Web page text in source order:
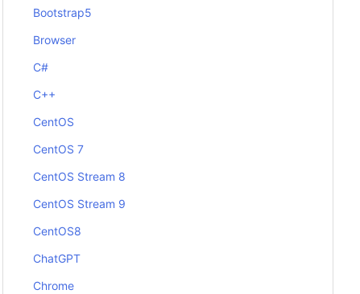
Bootstrap5
Browser
C#
C++
CentOS
CentOS 7
CentOS Stream 8
CentOS Stream 9
CentOS8
ChatGPT
Chrome